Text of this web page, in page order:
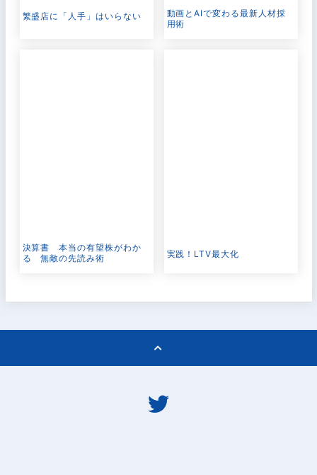
繁盛店に「人手」はいらない
動画とAIで変わる最新人材採
用術
決算書 本当の有望株がわか
る 無敵の先読み術
実践！LTV最大化